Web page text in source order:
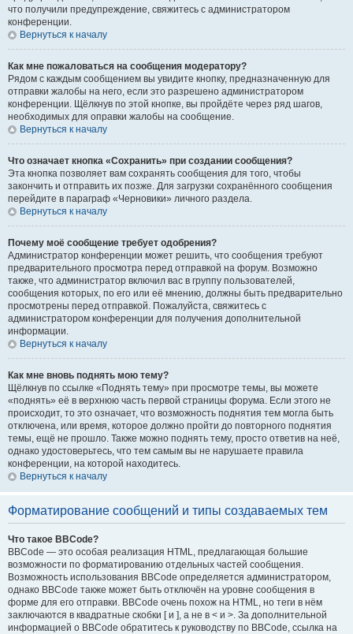
что получили предупреждение, свяжитесь с администратором
конференции.
Вернуться к началу
Как мне пожаловаться на сообщения модератору?
Рядом с каждым сообщением вы увидите кнопку, предназначенную для
отправки жалобы на него, если это разрешено администратором
конференции. Щёлкнув по этой кнопке, вы пройдёте через ряд шагов,
необходимых для оправки жалобы на сообщение.
Вернуться к началу
Что означает кнопка «Сохранить» при создании сообщения?
Эта кнопка позволяет вам сохранять сообщения для того, чтобы
закончить и отправить их позже. Для загрузки сохранённого сообщения
перейдите в параграф «Черновики» личного раздела.
Вернуться к началу
Почему моё сообщение требует одобрения?
Администратор конференции может решить, что сообщения требуют
предварительного просмотра перед отправкой на форум. Возможно
также, что администратор включил вас в группу пользователей,
сообщения которых, по его или её мнению, должны быть предварительно
просмотрены перед отправкой. Пожалуйста, свяжитесь с
администратором конференции для получения дополнительной
информации.
Вернуться к началу
Как мне вновь поднять мою тему?
Щёлкнув по ссылке «Поднять тему» при просмотре темы, вы можете
«поднять» её в верхнюю часть первой страницы форума. Если этого не
происходит, то это означает, что возможность поднятия тем могла быть
отключена, или время, которое должно пройти до повторного поднятия
темы, ещё не прошло. Также можно поднять тему, просто ответив на неё,
однако удостоверьтесь, что тем самым вы не нарушаете правила
конференции, на которой находитесь.
Вернуться к началу
Форматирование сообщений и типы создаваемых тем
Что такое BBCode?
BBCode — это особая реализация HTML, предлагающая большие
возможности по форматированию отдельных частей сообщения.
Возможность использования BBCode определяется администратором,
однако BBCode также может быть отключён на уровне сообщения в
форме для его отправки. BBCode очень похож на HTML, но теги в нём
заключаются в квадратные скобки [ и ], а не в < и >. За дополнительной
информацией о BBCode обратитесь к руководству по BBCode, ссылка на